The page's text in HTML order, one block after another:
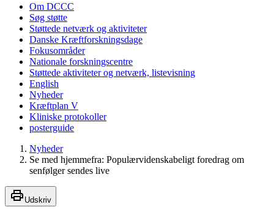
Om DCCC
Søg støtte
Støttede netværk og aktiviteter
Danske Kræftforskningsdage
Fokusområder
Nationale forskningscentre
Støttede aktiviteter og netværk, listevisning
English
Nyheder
Kræftplan V
Kliniske protokoller
posterguide
Nyheder
Se med hjemmefra: Populærvidenskabeligt foredrag om
senfølger sendes live
Udskriv